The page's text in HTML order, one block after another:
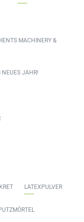
MACHINERY &
NEUES JAHR!
LATEXPULVER